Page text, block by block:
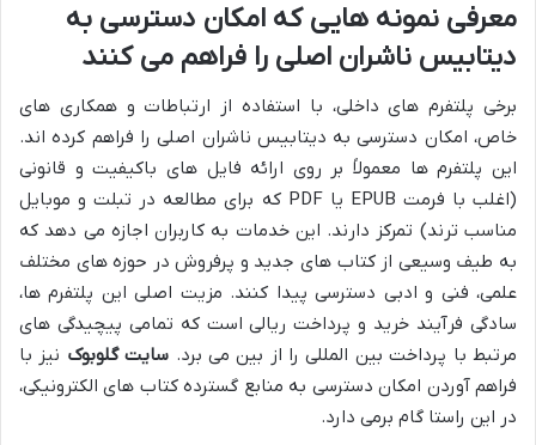
معرفی نمونه هایی که امکان دسترسی به
دیتابیس ناشران اصلی را فراهم می کنند
برخی پلتفرم های داخلی، با استفاده از ارتباطات و همکاری های
خاص، امکان دسترسی به دیتابیس ناشران اصلی را فراهم کرده اند.
این پلتفرم ها معمولاً بر روی ارائه فایل های باکیفیت و قانونی
(اغلب با فرمت EPUB یا PDF که برای مطالعه در تبلت و موبایل
مناسب ترند) تمرکز دارند. این خدمات به کاربران اجازه می دهد که
به طیف وسیعی از کتاب های جدید و پرفروش در حوزه های مختلف
علمی، فنی و ادبی دسترسی پیدا کنند. مزیت اصلی این پلتفرم ها،
سادگی فرآیند خرید و پرداخت ریالی است که تمامی پیچیدگی های
مرتبط با پرداخت بین المللی را از بین می برد. سایت گلوبوک نیز با
فراهم آوردن امکان دسترسی به منابع گسترده کتاب های الکترونیکی،
در این راستا گام برمی دارد.